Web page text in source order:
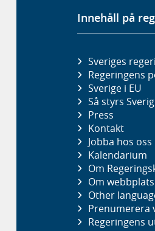
Innehåll på
Sveriges
Regeringens
Sverige i EU
Så styrs
Press
Kontakt
Jobba hos oss
Kalendarium
Om
Om
Other
Prenumerera
Regeringens